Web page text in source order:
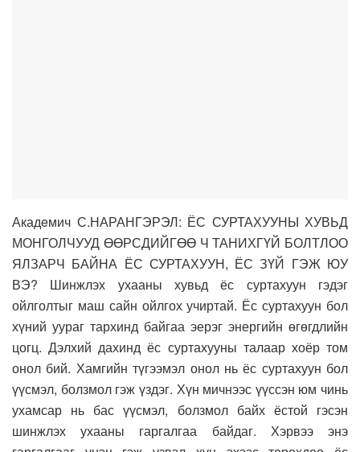
Акадeмич С.НАРАНГЭРЭЛ: ЁС СУРТАХУУНЫ ХУВЬД
МОНГОЛЧУУД ӨӨРСДИЙГӨӨ Ч ТАНИХГҮЙ БОЛТЛОО
ЯЛЗАРЧ БАЙНА ЁС СУРТАХУУН, ЁС ЗҮЙ ГЭЖ ЮУ
ВЭ? Шинжлэх ухааны хувьд ёс суртахуун гэдэг
ойлголтыг маш сайн ойлгох учиртай. Ёс суртахуун бол
хүний уураг тархинд байгаа эерэг энергийн өгөгдлийн
цогц. Дэлхий дахинд ёс суртахууны талаар хоёр том
онол бий. Хамгийн түгээмэл онол нь ёс суртахуун бол
үүсмэл, болзмол гэж үздэг. Хүн мичнээс үүссэн юм чинь
ухамсар нь бас үүсмэл, болзмол байх ёстой гэсэн
шинжлэх ухааны гаргалгаа байдаг. Хэрвээ энэ